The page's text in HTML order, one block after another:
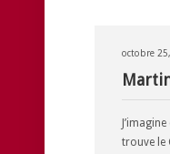
octobre
trouve le